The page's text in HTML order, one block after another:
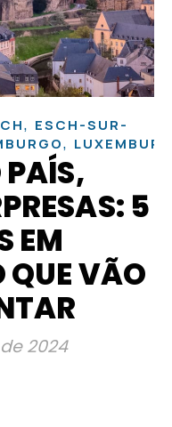
, ESCH-SUR-
,
PAÍS,
5
EM
QUE VÃO
2024